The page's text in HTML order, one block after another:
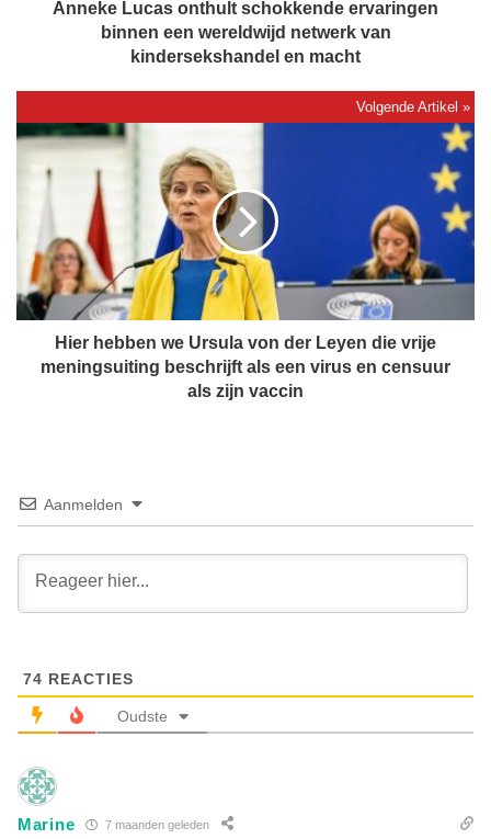
h
u
c
k
a
i
g
b
i
n
Anneke Lucas onthult schokkende ervaringen
binnen een wereldwijd netwerk van
kindersekshandel en macht
H
b
e
a
d
y
n
d
Hier hebben we Ursula von der Leyen die vrije
meningsuiting beschrijft als een virus en censuur
als zijn vaccin
Aanmelden
74 REACTIES
Oudste
Marine 7 maanden geleden